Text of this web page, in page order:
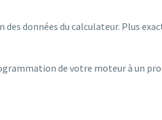
données du calculateur. Plus
de votre moteur à un